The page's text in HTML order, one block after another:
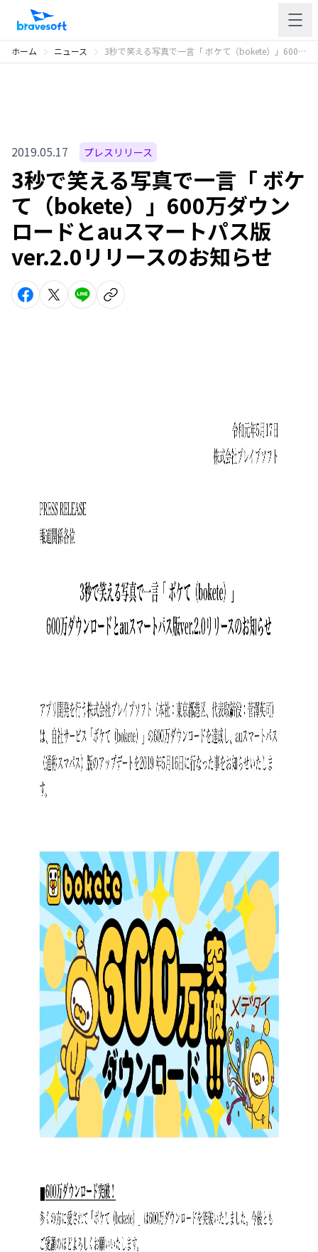
ホーム ニュース 3秒で笑える写真で一言「 ボケて（bokete）」600万ダウンロードとauスマートパス版ver.2.0リリースのお知らせ
2019.05.17 プレスリリース
3秒で笑える写真で一言「 ボケ
て（bokete）」600万ダウン
ロードとauスマートパス版
ver.2.0リリースのお知らせ